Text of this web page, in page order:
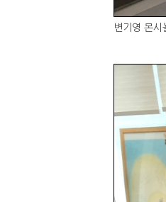
변기영 몬